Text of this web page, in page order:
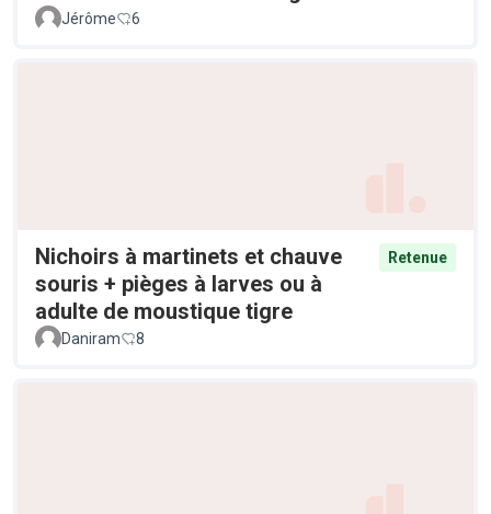
Jérôme 6
Nichoirs à martinets et chauve
souris + pièges à larves ou à
adulte de moustique tigre
Retenue
Daniram 8